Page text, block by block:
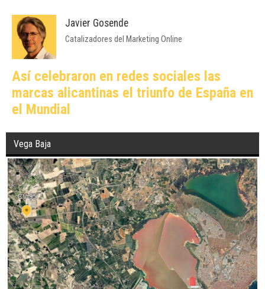
Javier Gosende
Catalizadores del Marketing Online
Así celebraron en redes sociales las
marcas alicantinas el triunfo de España en
el Mundial
Vega Baja